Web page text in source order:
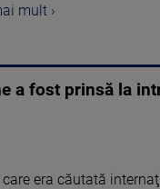
mult ›
a fost prinsă la
care era căutată